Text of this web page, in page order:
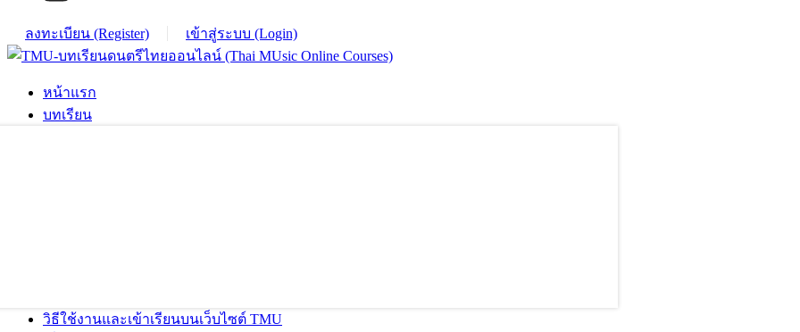
ลงทะเบียน (Register) เข้าสู่ระบบ (Login)
หน้าแรก
บทเรียน
วิธีใช้งานและเข้าเรียนบนเว็บไซต์ TMU